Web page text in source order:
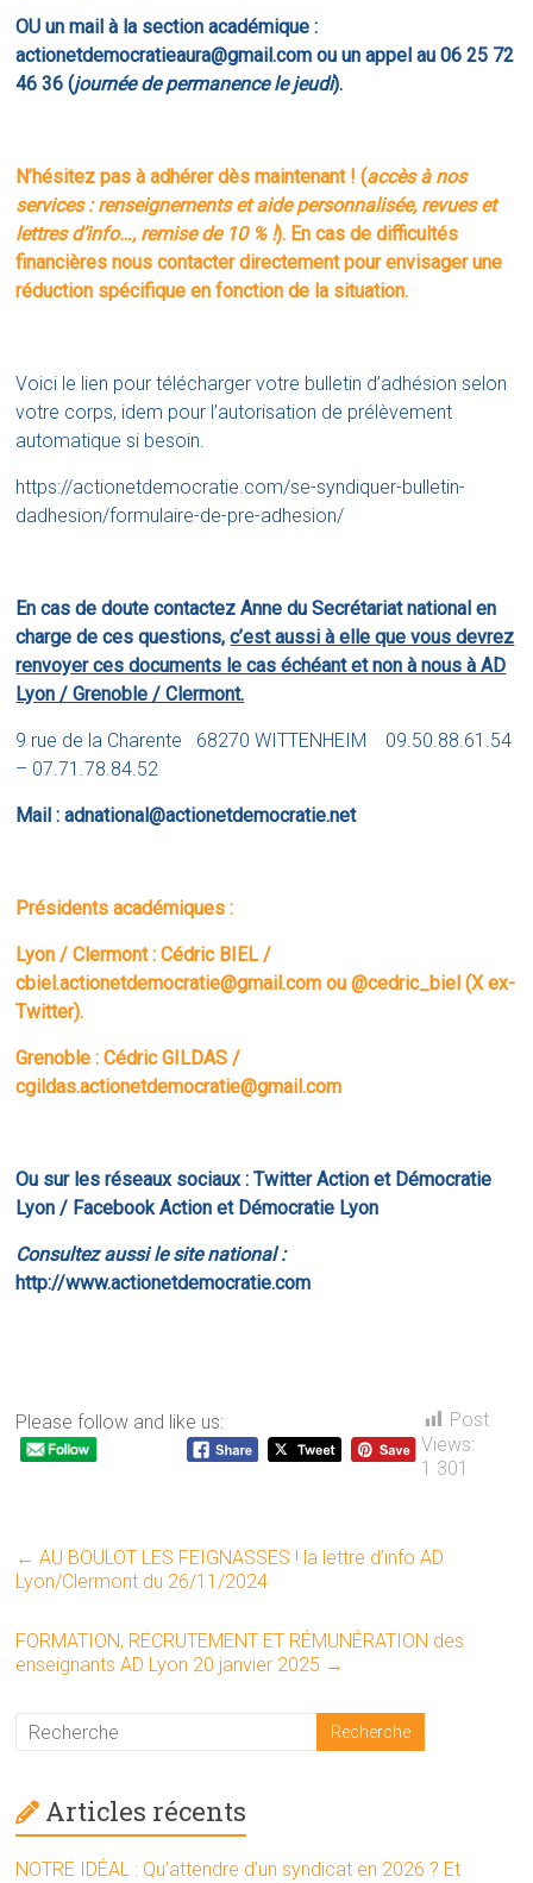
OU un mail à la section académique :
actionetdemocratieaura@gmail.com ou un appel au 06 25 72
46 36 (journée de permanence le jeudi).
N’hésitez pas à adhérer dès maintenant ! (accès à nos
services : renseignements et aide personnalisée, revues et
lettres d’info…, remise de 10 % !). En cas de difficultés
financières nous contacter directement pour envisager une
réduction spécifique en fonction de la situation.
Voici le lien pour télécharger votre bulletin d’adhésion selon
votre corps, idem pour l’autorisation de prélèvement
automatique si besoin.
https://actionetdemocratie.com/se-syndiquer-bulletin-
dadhesion/formulaire-de-pre-adhesion/
En cas de doute contactez Anne du Secrétariat national en
charge de ces questions,c’est aussi à elle que vous devrez
renvoyer ces documents le cas échéant et non à nous à AD
Lyon / Grenoble / Clermont.
9 rue de la Charente 68270 WITTENHEIM 09.50.88.61.54
– 07.71.78.84.52
Mail : adnational@actionetdemocratie.net
Présidents académiques :
Lyon / Clermont : Cédric BIEL /
cbiel.actionetdemocratie@gmail.com ou@cedric_biel (X ex-
Twitter).
Grenoble : Cédric GILDAS /
cgildas.actionetdemocratie@gmail.com
Ou sur les réseaux sociaux :Twitter Action et Démocratie
Lyon / Facebook Action et Démocratie Lyon
Consultez aussi le site national :
http://www.actionetdemocratie.com
Please follow and like us:
Post
Views:
1 301
← AU BOULOT LES FEIGNASSES ! la lettre d’info AD
Lyon/Clermont du 26/11/2024
FORMATION, RECRUTEMENT ET RÉMUNÉRATION des
enseignants AD Lyon 20 janvier 2025 →
Articles récents
NOTRE IDÉAL : Qu’attendre d’un syndicat en 2026 ? Et